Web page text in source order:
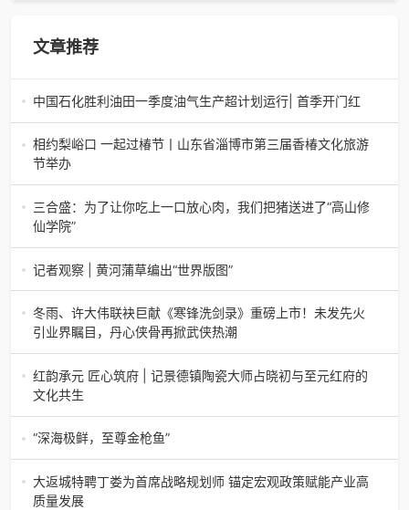
文章推荐
中国石化胜利油田一季度油气生产超计划运行| 首季开门红
中国石化胜利油田一季度油气生产超计划运行| 首季开门红济
南电（记者 瑞夫 胜宣）2026年一季度，中国石化胜利油田
生产原油585.86万吨，天
相约梨峪口 一起过椿节丨山东省淄博市第三届香椿文化旅游
节举办
相约梨峪口 一起过椿节丨山东省淄博市第三届香椿文化旅游
节举办济南电（记者 瑞夫）4月18日，山东省淄博市第三届
香椿文化旅游节暨党建
三合盛：为了让你吃上一口放心肉，我们把猪送进了“高山修
仙学院”
三合盛：为了让你吃上一口放心肉，我们把猪送进了“高山修
仙学院”很多人问我，现在的生鲜赛道已经卷成麻花了，为什
么三合盛的“认养一头
记者观察 | 黄河蒲草编出“世界版图”
记者观察 | 黄河蒲草编出“世界版图”山东高青农妇的30年“草
根逆袭”路济南电（记者 瑞夫 王克军 郭克烁）一根黄河滩上
的蒲草，能走多
冬雨、许大伟联袂巨献《寒锋洗剑录》重磅上市！未发先火
引业界瞩目，丹心侠骨再掀武侠热潮
【新书首发】冬雨、许大伟联袂巨献《寒锋洗剑录》重磅上
市！未发先火引业界瞩目，丹心侠骨再掀武侠热潮（文/梵
可）近日，备受业界与读者双
红韵承元 匠心筑府 | 记景德镇陶瓷大师占晓初与至元红府的
文化共生
（中国晨报头条讯）景德镇的窑火，千年不熄，淬炼出无数
陶瓷瑰宝；元代釉里红的一抹艳红，穿越七百年岁月，成为
“深海极鲜，至尊金枪鱼”
“深海极鲜，至尊金枪鱼”苏州吴中白金汉爵大酒店蓝鳍金枪鱼
开鱼品鉴仪式圆满落幕2026年4月17日，江苏省苏州市吴中
白金汉爵大酒店大
大返城特聘丁娄为首席战略规划师 锚定宏观政策赋能产业高
质量发展